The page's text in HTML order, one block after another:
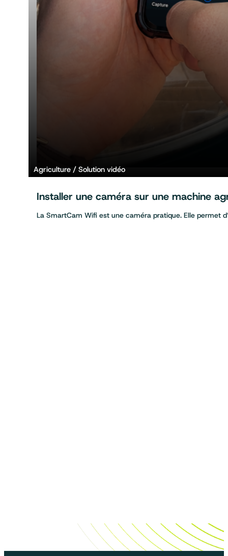
Agriculture Solution vidéo
Installer une caméra sur une machine
La SmartCam Wifi est une caméra pratique. Elle permet